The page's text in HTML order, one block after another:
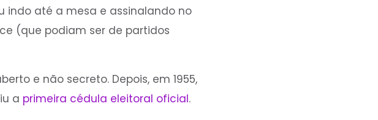
indo até a mesa e assinalando no
(que podiam ser de partidos
e não secreto. Depois, em 1955,
a primeira cédula eleitoral oficial.